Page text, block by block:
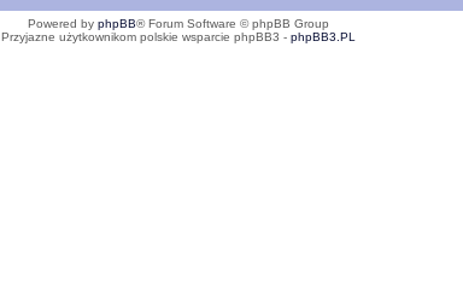
Powered by phpBB® Forum Software © phpBB Group
Przyjazne użytkownikom polskie wsparcie phpBB3 - phpBB3.PL